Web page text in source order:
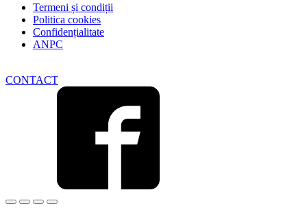
Termeni și condiții
Politica cookies
Confidențialitate
ANPC
CONTACT